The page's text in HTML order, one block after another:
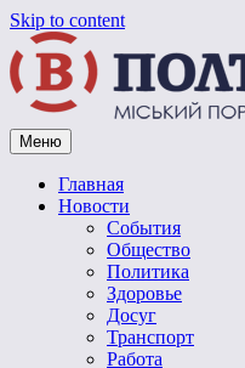
Skip to content
Vpoltave.info
Полтавский портал новостей
Меню
Главная
Новости
События
Общество
Политика
Здоровье
Досуг
Транспорт
Работа